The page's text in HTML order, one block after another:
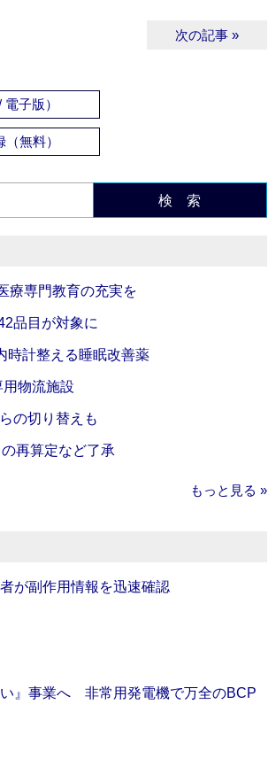
次の記事 »
子版）
無料）
検 索
療専門教育の充実を
品目が対象に
時計整える睡眠改善薬
用物流施設
の切り替えも
再算定など了承
もっと見る »
が副作用情報を迅速確認
い』事業へ 非常用発電機で万全のBCP